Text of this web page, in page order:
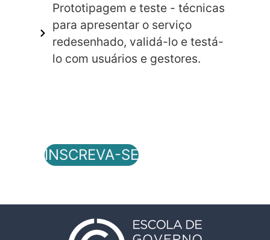
Prototipagem e teste - técnicas
para apresentar o serviço
redesenhado, validá-lo e testá-
lo com usuários e gestores.
INSCREVA-SE